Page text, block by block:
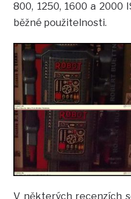
800, 1250, 1600 a 2000
běžné použitelnosti.
V některých recenzích